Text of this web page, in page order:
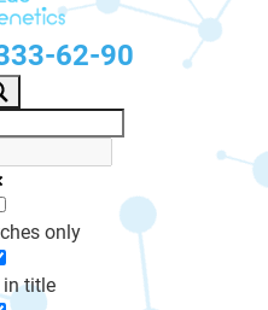
62-90
only
in title